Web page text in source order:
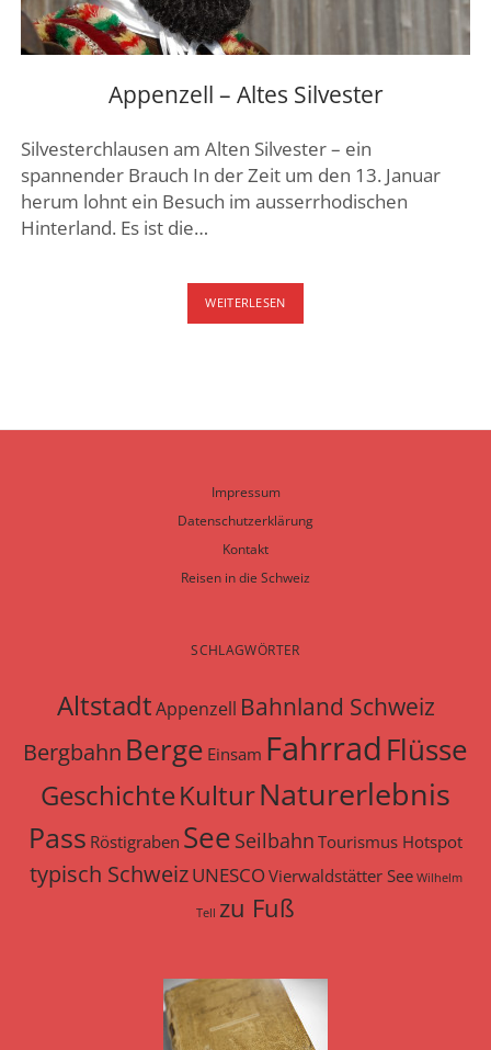
Appenzell – Altes Silvester
Silvesterchlausen am Alten Silvester – ein
spannender Brauch In der Zeit um den 13. Januar
herum lohnt ein Besuch im ausserrhodischen
Hinterland. Es ist die…
WEITERLESENAPPENZELL
–
Impressum
Datenschutzerklärung
Kontakt
Reisen in die Schweiz
SCHLAGWÖRTER
AltstadtAppenzell Bahnland Schweiz
Bergbahn Berge Einsam FahrradFlüsse
GeschichteKulturNaturerlebnis
Pass Röstigraben See Seilbahn Tourismus Hotspot
typisch SchweizUNESCOVierwaldstätter See Wilhelm
Tell zu Fuß